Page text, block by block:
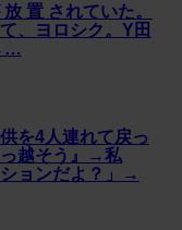
置 されていた。
、ヨロシク。Y田
を4人連れて戻っ
越そう』→私
ションだよ？」→